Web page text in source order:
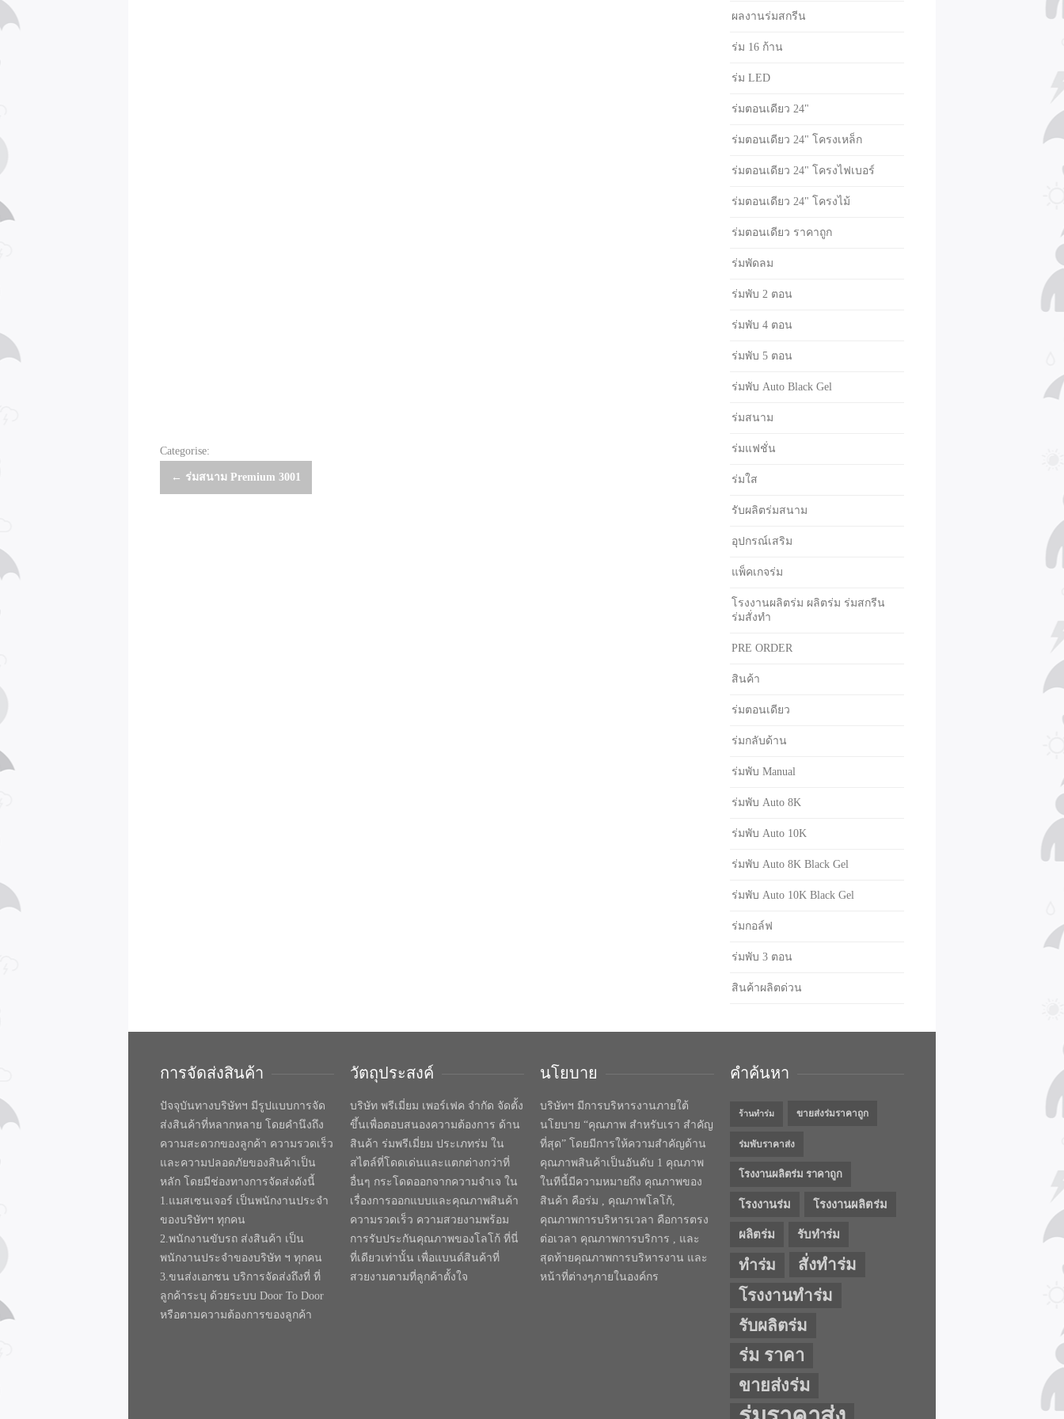
Categorise:
Post
← ร่มสนาม Premium 3001
ผลงานร่มสกรีน
ร่ม 16 ก้าน
ร่ม LED
ร่มตอนเดียว 24"
ร่มตอนเดียว 24" โครงเหล็ก
ร่มตอนเดียว 24" โครงไฟเบอร์
ร่มตอนเดียว 24" โครงไม้
ร่มตอนเดียว ราคาถูก
ร่มพัดลม
ร่มพับ 2 ตอน
ร่มพับ 4 ตอน
ร่มพับ 5 ตอน
ร่มพับ Auto Black Gel
ร่มสนาม
ร่มแฟชั่น
ร่มใส
รับผลิตร่มสนาม
อุปกรณ์เสริม
แพ็คเกจร่ม
โรงงานผลิตร่ม ผลิตร่ม ร่มสกรีน
ร่มสั่งทำ
PRE ORDER
สินค้า
ร่มตอนเดียว
ร่มกลับด้าน
ร่มพับ Manual
ร่มพับ Auto 8K
ร่มพับ Auto 10K
ร่มพับ Auto 8K Black Gel
ร่มพับ Auto 10K Black Gel
ร่มกอล์ฟ
ร่มพับ 3 ตอน
สินค้าผลิตด่วน
การจัดส่งสินค้า
ปัจจุบันทางบริษัทฯ มีรูปแบบการจัด
ส่งสินค้าที่หลากหลาย โดยคำนึงถึง
ความสะดวกของลูกค้า ความรวดเร็ว
และความปลอดภัยของสินค้าเป็น
หลัก โดยมีช่องทางการจัดส่งดังนี้
1.แมสเซนเจอร์ เป็นพนักงานประจำ
ของบริษัทฯ ทุกคน
2.พนักงานขับรถ ส่งสินค้า เป็น
พนักงานประจำของบริษัท ฯ ทุกคน
3.ขนส่งเอกชน บริการจัดส่งถึงที่ ที่
ลูกค้าระบุ ด้วยระบบ Door To Door
หรือตามความต้องการของลูกค้า
วัตถุประสงค์
บริษัท พรีเมี่ยม เพอร์เฟค จำกัด จัดตั้ง
ขึ้นเพื่อตอบสนองความต้องการ ด้าน
สินค้า ร่มพรีเมี่ยม ประเภทร่ม ใน
สไตล์ที่โดดเด่นและแตกต่างกว่าที่
อื่นๆ กระโดดออกจากความจำเจ ใน
เรื่องการออกแบบและคุณภาพสินค้า
ความรวดเร็ว ความสวยงามพร้อม
การรับประกันคุณภาพของโลโก้ ที่นี่
ที่เดียวเท่านั้น เพื่อแบนด์สินค้าที่
สวยงามตามที่ลูกค้าตั้งใจ
นโยบาย
บริษัทฯ มีการบริหารงานภายใต้
นโยบาย “คุณภาพ สำหรับเรา สำคัญ
ที่สุด” โดยมีการให้ความสำคัญด้าน
คุณภาพสินค้าเป็นอันดับ 1 คุณภาพ
ในทีนี้มีความหมายถึง คุณภาพของ
สินค้า คือร่ม , คุณภาพโลโก้,
คุณภาพการบริหารเวลา คือการตรง
ต่อเวลา คุณภาพการบริการ , และ
สุดท้ายคุณภาพการบริหารงาน และ
หน้าที่ต่างๆภายในองค์กร
คำค้นหา
ร้านทำร่ม ขายส่งร่มราคาถูก
ร่มพับราคาส่ง
โรงงานผลิตร่ม ราคาถูก
โรงงานร่ม โรงงานผลิตร่ม
ผลิตร่ม รับทำร่ม
ทำร่ม
สั่งทำร่ม
โรงงานทำร่ม
รับผลิตร่ม
ร่ม ราคา
ขายส่งร่ม